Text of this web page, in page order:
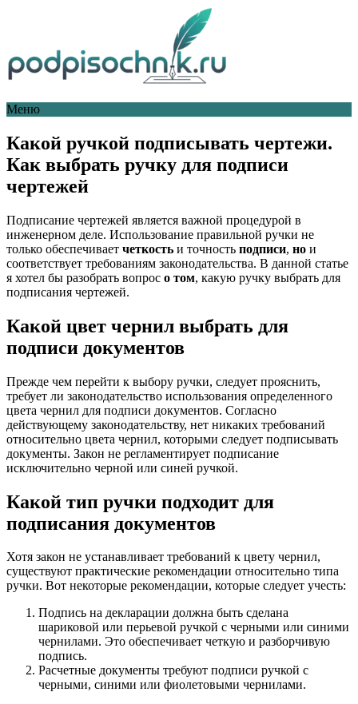
Меню
Какой ручкой подписывать чертежи.
Как выбрать ручку для подписи
чертежей
Подписание чертежей является важной процедурой в
инженерном деле. Использование правильной ручки не
только обеспечивает четкость и точность подписи, но и
соответствует требованиям законодательства. В данной статье
я хотел бы разобрать вопрос о том, какую ручку выбрать для
подписания чертежей.
Какой цвет чернил выбрать для
подписи документов
Прежде чем перейти к выбору ручки, следует прояснить,
требует ли законодательство использования определенного
цвета чернил для подписи документов. Согласно
действующему законодательству, нет никаких требований
относительно цвета чернил, которыми следует подписывать
документы. Закон не регламентирует подписание
исключительно черной или синей ручкой.
Какой тип ручки подходит для
подписания документов
Хотя закон не устанавливает требований к цвету чернил,
существуют практические рекомендации относительно типа
ручки. Вот некоторые рекомендации, которые следует учесть:
Подпись на декларации должна быть сделана
шариковой или перьевой ручкой с черными или синими
чернилами. Это обеспечивает четкую и разборчивую
подпись.
Расчетные документы требуют подписи ручкой с
черными, синими или фиолетовыми чернилами.